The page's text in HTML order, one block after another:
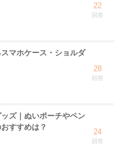
22
回答
マホケース・ショルダ
28
回答
ズ｜ぬいポーチやペン
すすめは？
24
回答